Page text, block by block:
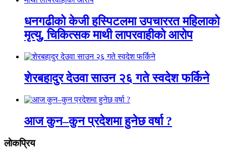
धनगढीको केजी हस्पिटलमा उपचाररत महिलाको
मृत्यु, चिकित्सक माथी लापरवाहीको आरोप
शेरबहादुर देउवा साउन २६ गते स्वदेश फर्किने
आज कुन–कुन प्रदेशमा हुनेछ वर्षा ?
लाेकप्रिय